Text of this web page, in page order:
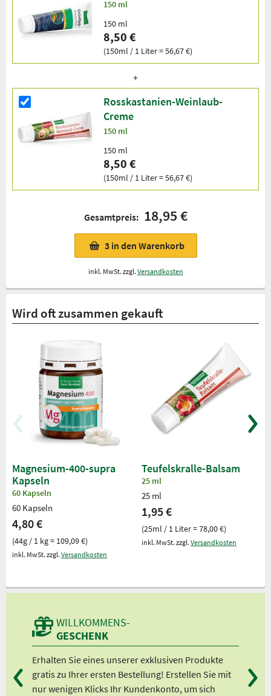
150 ml
150 ml
8,50 €
(150ml / 1 Liter = 56,67 €)
Rosskastanien-Weinlaub-
Creme
150 ml
150 ml
8,50 €
(150ml / 1 Liter = 56,67 €)
Gesamtpreis: 18,95 €
3 in den Warenkorb
inkl. MwSt. zzgl. Versandkosten
Wird oft zusammen gekauft
Magnesium-400-supra
Kapseln
60 Kapseln
60 Kapseln
4,80 €
(44g / 1 kg = 109,09 €)
inkl. MwSt. zzgl. Versandkosten
Teufelskralle-Balsam
25 ml
25 ml
1,95 €
(25ml / 1 Liter = 78,00 €)
inkl. MwSt. zzgl. Versandkosten
WILLKOMMENS-
GESCHENK
Erhalten Sie eines unserer exklusiven Produkte
gratis zu Ihrer ersten Bestellung! Erstellen Sie mit
nur wenigen Klicks Ihr Kundenkonto, um sich
Ab